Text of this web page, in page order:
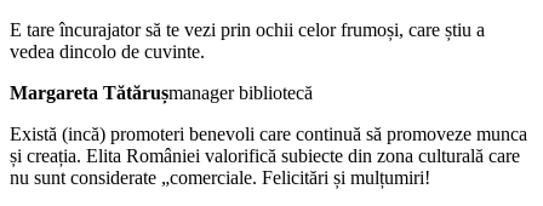
E tare încurajator să te vezi prin ochii celor frumoși, care știu a
vedea dincolo de cuvinte.
Margareta Tătărușmanager bibliotecă
Există (incă) promoteri benevoli care continuă să promoveze munca
și creația. Elita României valorifică subiecte din zona culturală care
nu sunt considerate „comerciale. Felicitări și mulțumiri!